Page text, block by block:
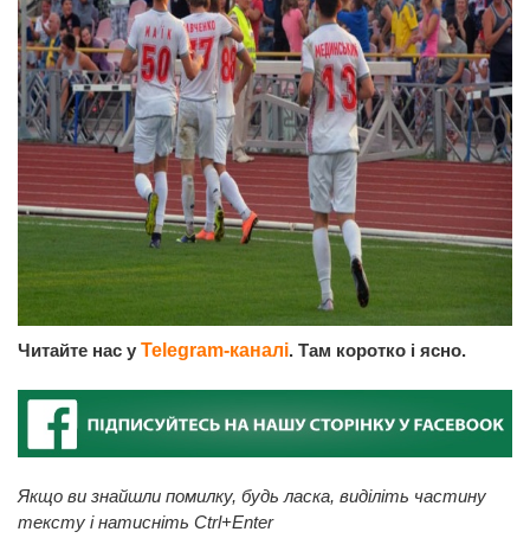
Читайте нас у Telegram-каналі. Там коротко і ясно.
Якщо ви знайшли помилку, будь ласка, виділіть частину
тексту і натисніть Ctrl+Enter